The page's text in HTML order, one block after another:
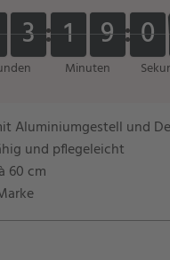
3
3
3
3
Minuten
1
1
1
1 9
9
9
9 0
0
0
0
Aluminiumgestell und
und pflegeleicht
60 cm